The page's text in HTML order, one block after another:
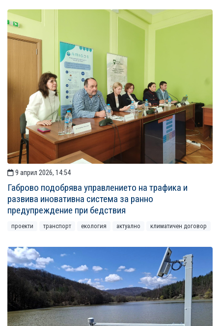
9 април 2026, 14:54
Габрово подобрява управлението на трафика и
развива иновативна система за ранно
предупреждение при бедствия
проекти транспорт екология актуално климатичен договор